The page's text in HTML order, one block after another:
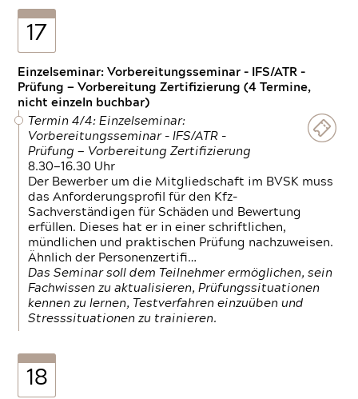
17
Einzelseminar: Vorbereitungsseminar - IFS/ATR -
Prüfung — Vorbereitung Zertifizierung (4 Termine,
nicht einzeln buchbar)
Termin 4/4: Einzelseminar:
Vorbereitungsseminar - IFS/ATR -
Prüfung — Vorbereitung Zertifizierung
8.30—16.30 Uhr
Der Bewerber um die Mitgliedschaft im BVSK muss
das Anforderungsprofil für den Kfz-
Sachverständigen für Schäden und Bewertung
erfüllen. Dieses hat er in einer schriftlichen,
mündlichen und praktischen Prüfung nachzuweisen.
Ähnlich der Personenzertifi…
Das Seminar soll dem Teilnehmer ermöglichen, sein
Fachwissen zu aktualisieren, Prüfungssituationen
kennen zu lernen, Testverfahren einzuüben und
Stresssituationen zu trainieren.
18